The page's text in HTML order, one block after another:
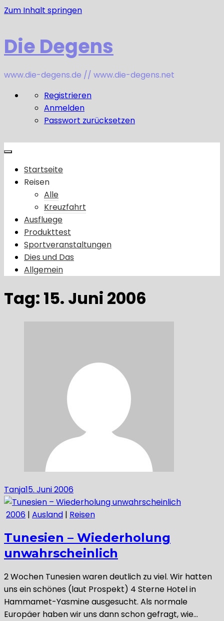
Zum Inhalt springen
Die Degens
www.die-degens.de // www.die-degens.net
Registrieren
Anmelden
Passwort zurücksetzen
Startseite
Reisen
Alle
Kreuzfahrt
Ausfluege
Produkttest
Sportveranstaltungen
Dies und Das
Allgemein
Tag: 15. Juni 2006
Tanja15. Juni 2006
2006 | Ausland | Reisen
Tunesien – Wiederholung
unwahrscheinlich
2 Wochen Tunesien waren deutlich zu viel. Wir hatten
uns ein schönes (laut Prospekt) 4 Sterne Hotel in
Hammamet-Yasmine ausgesucht. Als normale
Europäer haben wir uns dann schon gefragt, wie…